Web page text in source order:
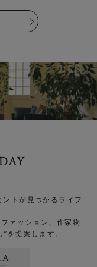
ているので安心で
しています。台車
ク製のキャスター
トが見つかるライフ
ァッション、作家物
を提案します。
A